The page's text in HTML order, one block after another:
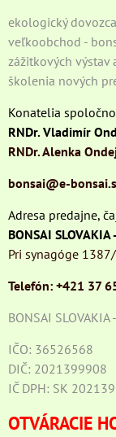
ekologický
veľkoobchod -
zážitkových výstav
školenia nových
Konatelia
RNDr. Vladimír
RNDr. Alenka
bonsai@e-
Adresa predajne,
BONSAI SLOVAKIA
Pri synagóge
Telefón: +421 37
BONSAI SLOVAKIA
IČO: 36526568
DIČ: 2021399908
IČ DPH: SK
OTVÁRACIE